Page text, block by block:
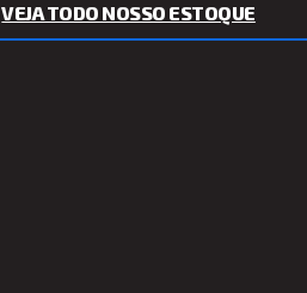
VEJA TODO NOSSO ESTOQUE